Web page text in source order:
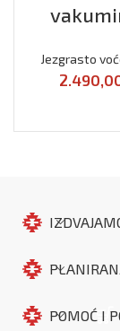
Jezgrasto
POMOĆ I